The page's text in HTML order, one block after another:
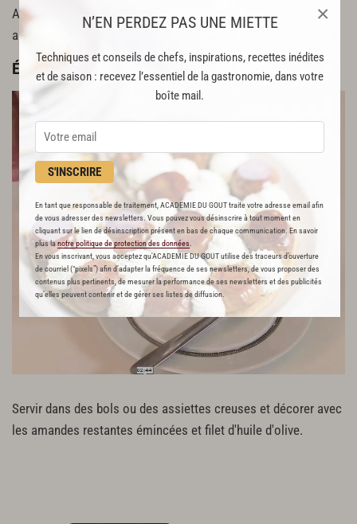
N’EN PERDEZ PAS UNE MIETTE
Techniques et conseils de chefs, inspirations, recettes inédites
et de saison : recevez l’essentiel de la gastronomie, dans votre
boîte mail.
S'INSCRIRE
En tant que responsable de traitement, ACADEMIE DU GOUT traite votre adresse email afin
de vous adresser des newsletters. Vous pouvez vous désinscrire à tout moment en
cliquant sur le lien de désinscription présent en bas de chaque communication. En savoir
plus lanotre politique de protection des données
En vous inscrivant, vous acceptez qu'ACADEMIE DU GOUT utilise des traceurs d’ouverture
de courriel (“pixels”) afin d’adapter la fréquence de ses newsletters, de vous proposer des
contenus plus pertinents, de mesurer la performance de ses newsletters et des publicités
qu’elles peuvent contenir et de gérer ses listes de diffusion.
×
Assaisonner de sel et de poivre, puis placer au frais pendant
au moins 2 heures, jusqu’au moment de servir.
Étape 2 : Dressage
Servir dans des bols ou des assiettes creuses et décorer avec
les amandes restantes émincées et filet d'huile d'olive.